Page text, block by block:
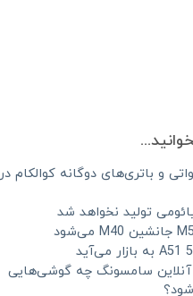
شارژ ۱۰۰ واتی و باتری‌های دوگانه کوالکام
آنلاین سامسونگ چه گوشی‌هایی